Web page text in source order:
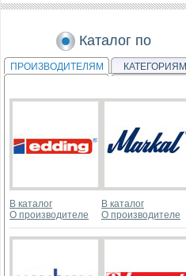
Каталог по
ПРОИЗВОДИТЕЛЯМ КАТЕГОРИЯМ
В каталог
О производителе
В каталог
О производителе